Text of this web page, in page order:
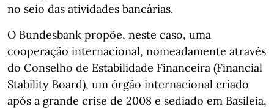
no seio das atividades bancárias.
O Bundesbank propõe, neste caso, uma
cooperação internacional, nomeadamente através
do Conselho de Estabilidade Financeira (Financial
Stability Board), um órgão internacional criado
após a grande crise de 2008 e sediado em Basileia,